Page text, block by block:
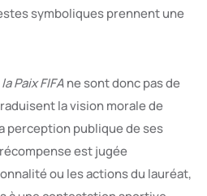
symboliques prennent une
Paix FIFAne sont donc pas de
la vision morale de
perception publique de ses
est jugée
ou les actions du lauréat,